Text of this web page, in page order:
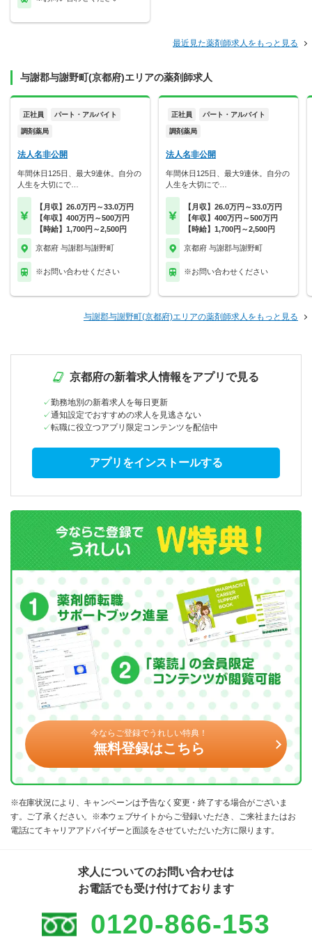
最近見た薬剤師求人をもっと見る
与謝郡与謝野町(京都府)エリアの薬剤師求人
正社員 パート・アルバイト
調剤薬局
法人名非公開
年間休日125日、最大9連休。自分の
人生を大切にで…
【月収】26.0万円～33.0万円
【年収】400万円～500万円
【時給】1,700円～2,500円
京都府 与謝郡与謝野町
※お問い合わせください
正社員 パート・アルバイト
調剤薬局
法人名非公開
年間休日125日、最大9連休。自分の
人生を大切にで…
【月収】26.0万円～33.0万円
【年収】400万円～500万円
【時給】1,700円～2,500円
京都府 与謝郡与謝野町
※お問い合わせください
与謝郡与謝野町(京都府)エリアの薬剤師求人をもっと見る
京都府の新着求人情報をアプリで見る
勤務地別の新着求人を毎日更新
通知設定でおすすめの求人を見逃さない
転職に役立つアプリ限定コンテンツを配信中
アプリをインストールする
今ならご登録でうれしい特典！
無料登録はこちら
※在庫状況により、キャンペーンは予告なく変更・終了する場合がございま
す。ご了承ください。※本ウェブサイトからご登録いただき、ご来社またはお
電話にてキャリアアドバイザーと面談をさせていただいた方に限ります。
求人についてのお問い合わせは
お電話でも受け付けております
0120-866-153